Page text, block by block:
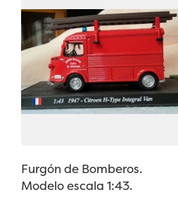
Furgón de Bomberos.
Modelo escala 1:43.